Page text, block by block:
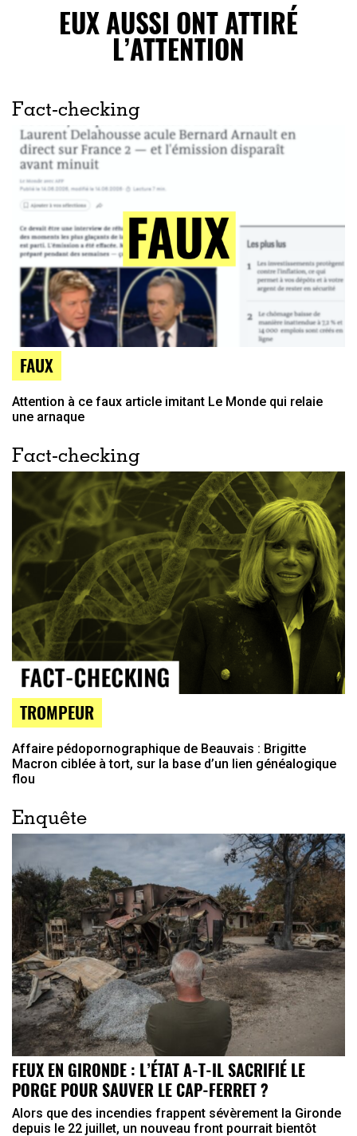
EUX AUSSI ONT ATTIRÉ
L’ATTENTION
Fact-checking
FAUX
Attention à ce faux article imitant Le Monde qui relaie
une arnaque
Fact-checking
TROMPEUR
Affaire pédopornographique de Beauvais : Brigitte
Macron ciblée à tort, sur la base d’un lien généalogique
flou
Enquête
FEUX EN GIRONDE : L’ÉTAT A-T-IL SACRIFIÉ LE
PORGE POUR SAUVER LE CAP-FERRET ?
Alors que des incendies frappent sévèrement la Gironde
depuis le 22 juillet, un nouveau front pourrait bientôt